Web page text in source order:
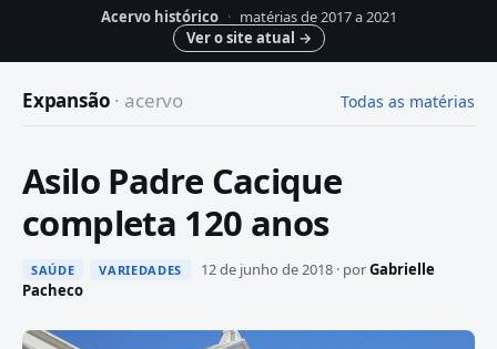
Acervo histórico · matérias de 2017 a 2021
Ver o site atual →
Expansão · acervo Todas as matérias
Asilo Padre Cacique
completa 120 anos
SAÚDE VARIEDADES 12 de junho de 2018 · porGabrielle
Pacheco